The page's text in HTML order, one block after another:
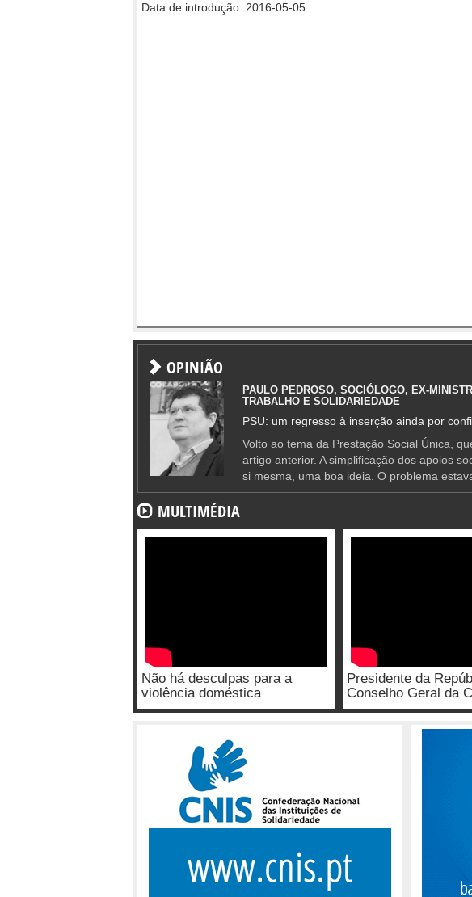
Data de introdução: 2016-05-05
OPINIÃO
PAULO PEDROSO, SOCIÓLOGO, EX-
TRABALHO E SOLIDARIEDADE
PSU: um regresso à inserção ainda por
Volto ao tema da Prestação Social Única,
artigo anterior. A simplificação dos apoios
si mesma, uma boa ideia. O problema
MULTIMÉDIA
Não há desculpas para a
violência doméstica
Presidente da
Conselho Geral da